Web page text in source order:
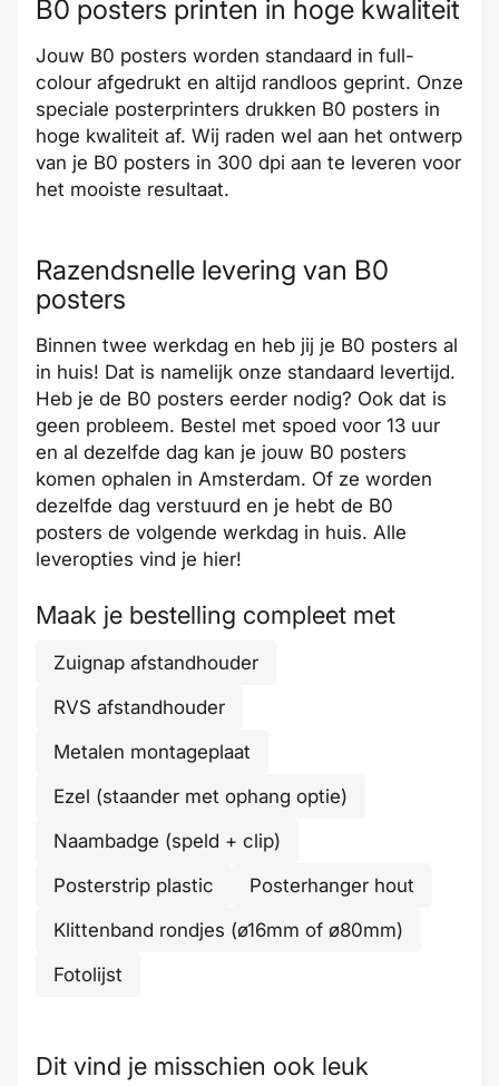
B0 posters printen in hoge kwaliteit
Jouw B0 posters worden standaard in full-
colour afgedrukt en altijd randloos geprint. Onze
speciale posterprinters drukken B0 posters in
hoge kwaliteit af. Wij raden wel aan het ontwerp
van je B0 posters in 300 dpi aan te leveren voor
het mooiste resultaat.
Razendsnelle levering van B0
posters
Binnen twee werkdag en heb jij je B0 posters al
in huis! Dat is namelijk onze standaard levertijd.
Heb je de B0 posters eerder nodig? Ook dat is
geen probleem. Bestel met spoed voor 13 uur
en al dezelfde dag kan je jouw B0 posters
komen ophalen in Amsterdam. Of ze worden
dezelfde dag verstuurd en je hebt de B0
posters de volgende werkdag in huis. Alle
leveropties vind je hier!
Maak je bestelling compleet met
Zuignap afstandhouder
RVS afstandhouder
Metalen montageplaat
Ezel (staander met ophang optie)
Naambadge (speld + clip)
Posterstrip plastic
Posterhanger hout
Klittenband rondjes (ø16mm of ø80mm)
Fotolijst
Dit vind je misschien ook leuk